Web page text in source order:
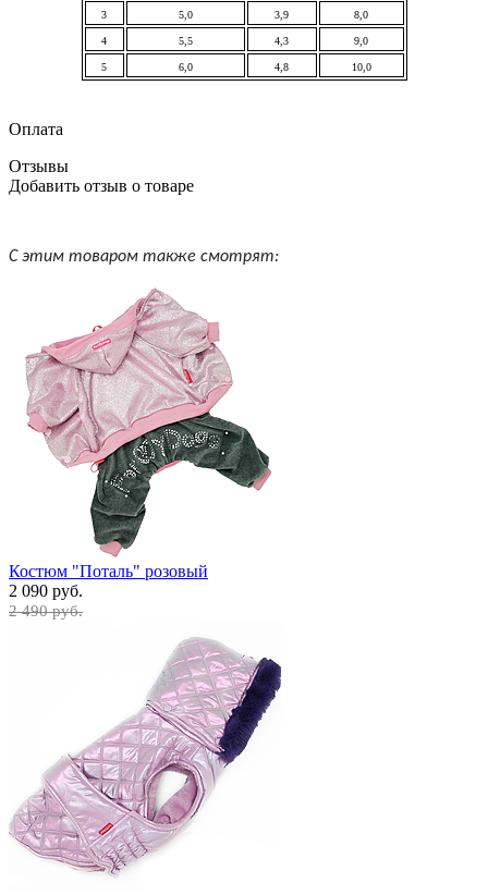
3 5,0 3,9 8,0
4 5,5 4,3 9,0
5 6,0 4,8 10,0
Оплата
Отзывы
Добавить отзыв о товаре
С этим товаром также смотрят:
Костюм "Поталь" розовый
2 090 руб.
2 490 руб.